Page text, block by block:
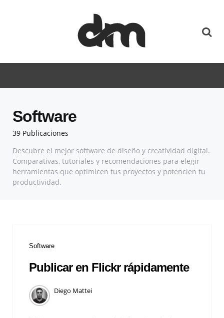
39 Publicaciones
Software
Descubre el mejor software de diseño y creatividad digital.
Comparativas, tutoriales y recomendaciones para elegir
herramientas que optimicen tus proyectos y potencien tu
productividad.
Software
Publicar en Flickr rápidamente
Diego Mattei